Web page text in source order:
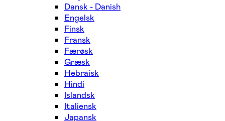
Dansk - Danish
Engelsk
Finsk
Fransk
Færøsk
Græsk
Hebraisk
Hindi
Islandsk
Italiensk
Japansk